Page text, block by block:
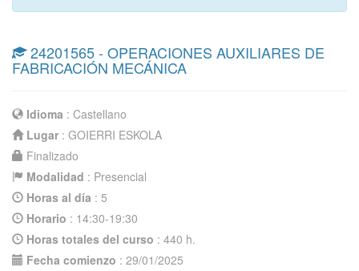
24201565 - OPERACIONES AUXILIARES DE
FABRICACIÓN MECÁNICA
Idioma : Castellano
Lugar : GOIERRI ESKOLA
Finalizado
Modalidad : Presencial
Horas al día : 5
Horario : 14:30-19:30
Horas totales del curso : 440 h.
Fecha comienzo : 29/01/2025